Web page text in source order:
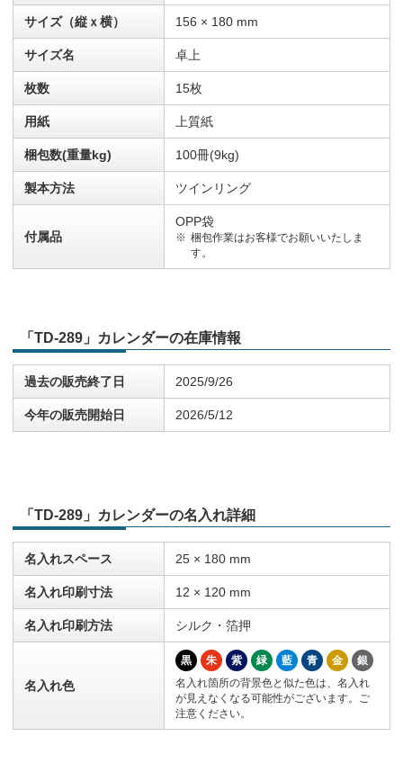
サイズ（縦ｘ横） 156 × 180 mm
サイズ名 卓上
枚数 15枚
用紙 上質紙
梱包数(重量kg) 100冊(9kg)
製本方法 ツインリング
付属品
OPP袋
梱包作業はお客様でお願いいたしま
す。
「TD-289」カレンダーの在庫情報
過去の販売終了日 2025/9/26
今年の販売開始日 2026/5/12
「TD-289」カレンダーの名入れ詳細
名入れスペース 25 × 180 mm
名入れ印刷寸法 12 × 120 mm
名入れ印刷方法 シルク・箔押
名入れ色
黒 朱 紫 緑 藍 青 金
銀
名入れ箇所の背景色と似た色は、名入れ
が見えなくなる可能性がございます。ご
注意ください。